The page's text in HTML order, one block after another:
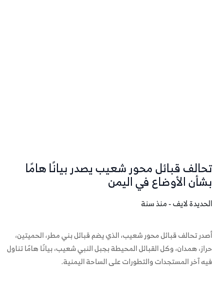
تحالف قبائل محور شعيب يصدر بيانًا هامًا
بشأن الأوضاع في اليمن
الحديدة لايف - منذ سنة
أصدر تحالف قبائل محور شعيب، الذي يضم قبائل بني مطر، الحميتين،
حراز، همدان، وكل القبائل المحيطة بجبل النبي شعيب، بيانًا هامًا تناول
فيه آخر المستجدات والتطورات على الساحة اليمنية.